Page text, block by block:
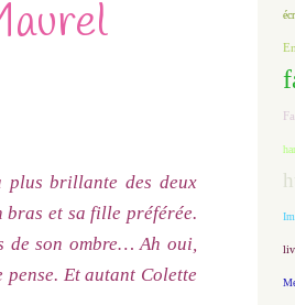
brillante des deux
bras et sa fille préférée.
de son ombre… Ah oui,
Et autant Colette